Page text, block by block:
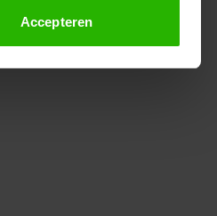
altijd wijzigen of
Accepteren